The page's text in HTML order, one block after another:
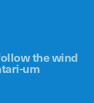
the wind
um